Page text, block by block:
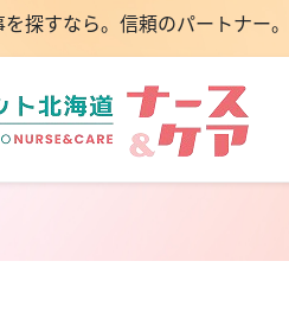
探すなら。信頼のパートナー。